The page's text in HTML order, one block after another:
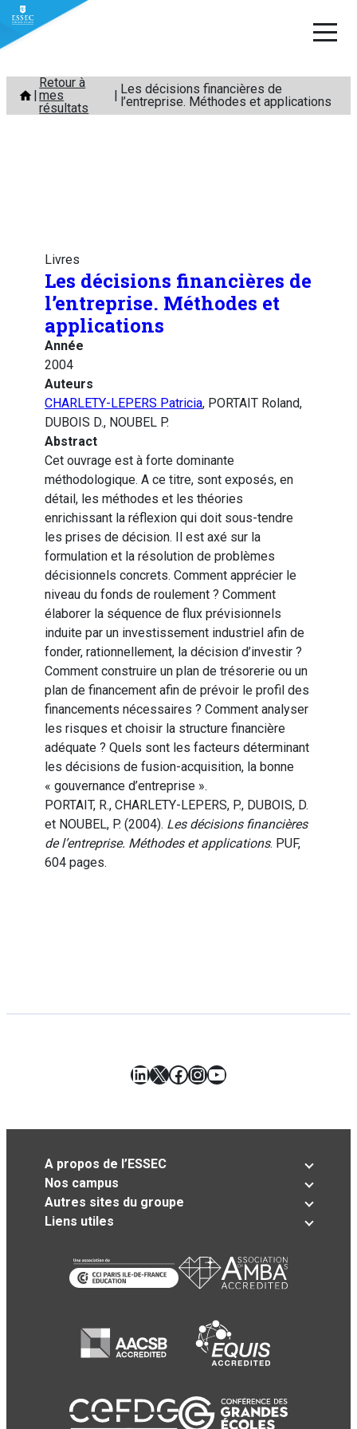
Aller
contenu
Retour à
mes
résultats
Les décisions financières de
l’entreprise. Méthodes et applications
Livres
Les décisions financières de
l’entreprise. Méthodes et
applications
Année
2004
Auteurs
CHARLETY-LEPERS Patricia, PORTAIT Roland,
DUBOIS D., NOUBEL P.
Abstract
Cet ouvrage est à forte dominante
méthodologique. A ce titre, sont exposés, en
détail, les méthodes et les théories
enrichissant la réflexion qui doit sous-tendre
les prises de décision. Il est axé sur la
formulation et la résolution de problèmes
décisionnels concrets. Comment apprécier le
niveau du fonds de roulement ? Comment
élaborer la séquence de flux prévisionnels
induite par un investissement industriel afin de
fonder, rationnellement, la décision d’investir ?
Comment construire un plan de trésorerie ou un
plan de financement afin de prévoir le profil des
financements nécessaires ? Comment analyser
les risques et choisir la structure financière
adéquate ? Quels sont les facteurs déterminant
les décisions de fusion-acquisition, la bonne
« gouvernance d’entreprise ».
PORTAIT, R., CHARLETY-LEPERS, P., DUBOIS, D.
et NOUBEL, P. (2004). Les décisions financières
de l’entreprise. Méthodes et applications. PUF,
604 pages.
LinkedIn
X Facebook
Instagram
YouTube
A propos de l’ESSEC
Nos campus
Autres sites du groupe
Liens utiles